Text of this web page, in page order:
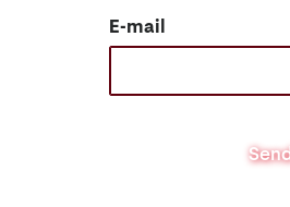
E-mail